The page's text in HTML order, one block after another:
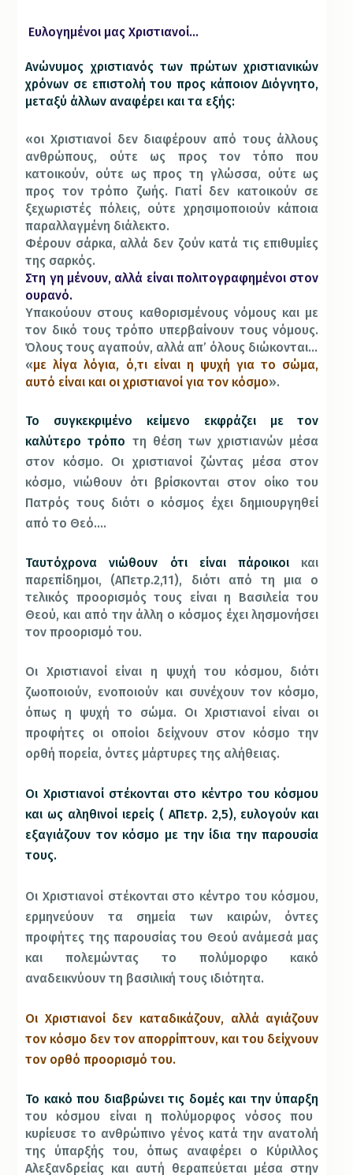
Ευλογημένοι μας Χριστιανοί…
Ανώνυμος χριστιανός των πρώτων χριστιανικών
χρόνων σε επιστολή του προς κάποιον Διόγνητο,
μεταξύ άλλων αναφέρει και τα εξής:
«οι Χριστιανοί δεν διαφέρουν από τους άλλους
ανθρώπους, ούτε ως προς τον τόπο που
κατοικούν, ούτε ως προς τη γλώσσα, ούτε ως
προς τον τρόπο ζωής. Γιατί δεν κατοικούν σε
ξεχωριστές πόλεις, ούτε χρησιμοποιούν κάποια
παραλλαγμένη διάλεκτο.
Φέρουν σάρκα, αλλά δεν ζούν κατά τις επιθυμίες
της σαρκός.
Στη γη μένουν, αλλά είναι πολιτογραφημένοι στον
ουρανό.
Υπακούουν στους καθορισμένους νόμους και με
τον δικό τους τρόπο υπερβαίνουν τους νόμους.
Όλους τους αγαπούν, αλλά απ’ όλους διώκονται…
«με λίγα λόγια, ό,τι είναι η ψυχή για το σώμα,
αυτό είναι και οι χριστιανοί για τον κόσμο».
Το συγκεκριμένο κείμενο εκφράζει με τον
καλύτερο τρόπο τη θέση των χριστιανών μέσα
στον κόσμο. Οι χριστιανοί ζώντας μέσα στον
κόσμο, νιώθουν ότι βρίσκονται στον οίκο του
Πατρός τους διότι ο κόσμος έχει δημιουργηθεί
από το Θεό….
Ταυτόχρονα νιώθουν ότι είναι πάροικοι και
παρεπίδημοι, (Α΄Πετρ.2,11), διότι από τη μια ο
τελικός προορισμός τους είναι η Βασιλεία του
Θεού, και από την άλλη ο κόσμος έχει λησμονήσει
τον προορισμό του.
Οι Χριστιανοί είναι η ψυχή του κόσμου, διότι
ζωοποιούν, ενοποιούν και συνέχουν τον κόσμο,
όπως η ψυχή το σώμα. Οι Χριστιανοί είναι οι
προφήτες οι οποίοι δείχνουν στον κόσμο την
ορθή πορεία, όντες μάρτυρες της αλήθειας.
Οι Χριστιανοί στέκονται στο κέντρο του κόσμου
και ως αληθινοί ιερείς ( Α΄Πετρ. 2,5), ευλογούν και
εξαγιάζουν τον κόσμο με την ίδια την παρουσία
τους.
Οι Χριστιανοί στέκονται στο κέντρο του κόσμου,
ερμηνεύουν τα σημεία των καιρών, όντες
προφήτες της παρουσίας του Θεού ανάμεσά μας
και πολεμώντας το πολύμορφο κακό
αναδεικνύουν τη βασιλική τους ιδιότητα.
Οι Χριστιανοί δεν καταδικάζουν, αλλά αγιάζουν
τον κόσμο δεν τον απορρίπτουν, και του δείχνουν
τον ορθό προορισμό του.
Το κακό που διαβρώνει τις δομές και την ύπαρξη
του κόσμου είναι η πολύμορφος νόσος που
κυρίευσε το ανθρώπινο γένος κατά την ανατολή
της ύπαρξής του, όπως αναφέρει ο Κύριλλος
Αλεξανδρείας και αυτή θεραπεύεται μέσα στην